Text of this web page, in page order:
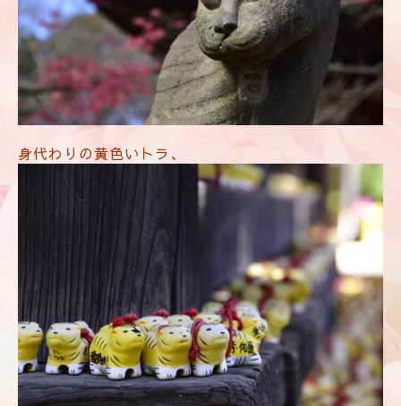
身代わりの黄色いトラ、